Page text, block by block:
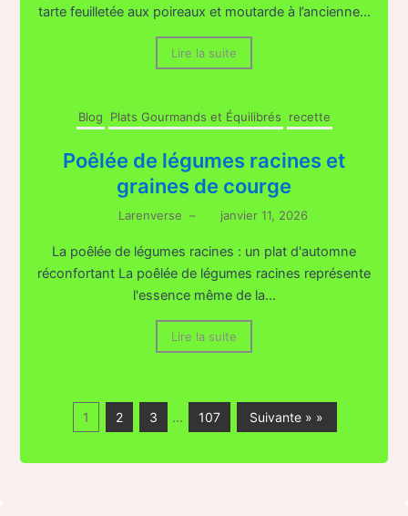
tarte feuilletée aux poireaux et moutarde à l’ancienne...
Lire la suite
Blog Plats Gourmands et Équilibrés recette
Poêlée de légumes racines et
graines de courge
Larenverse – janvier 11, 2026
La poêlée de légumes racines : un plat d'automne
réconfortant La poêlée de légumes racines représente
l'essence même de la...
Lire la suite
1 2 3 … 107 Suivante » »